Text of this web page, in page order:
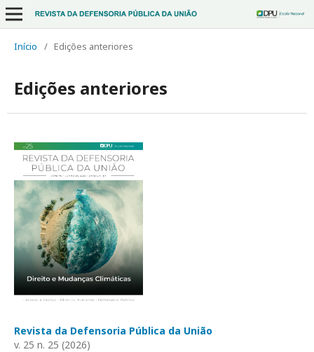
Início / Edições anteriores
Edições anteriores
Revista da Defensoria Pública da União
v. 25 n. 25 (2026)